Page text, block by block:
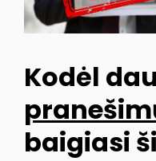
Kodėl
baigiasi